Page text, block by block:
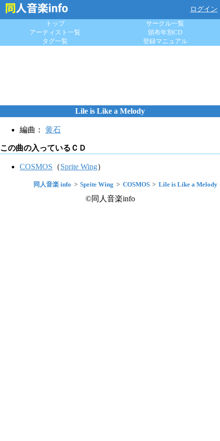
ログイン
トップ
サークル一覧
アーティスト一覧
頒布年別CD
タグ一覧
登録マニュアル
Lile is Like a Melody
編曲： 黄石
この曲の入っているＣＤ
COSMOS （Sprite Wing）
同人音楽 info Sprite Wing COSMOS Lile is Like a Melody
©同人音楽info